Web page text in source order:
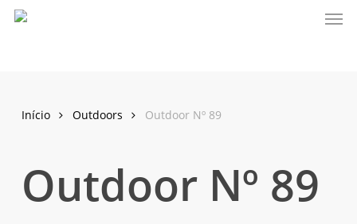
Skip
Início Outdoors Outdoor Nº 89
Outdoor Nº 89